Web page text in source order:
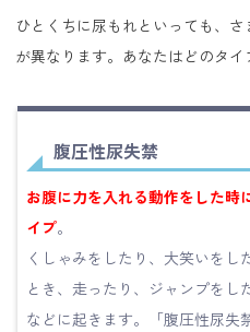
ひとくちに尿もれといっても、
が異なります。あなたはどのタイ
腹圧性尿失禁
お腹に力を入れる動作をした時
イプ。
くしゃみをしたり、大笑いをし
とき、走ったり、ジャンプをし
などに起きます。「腹圧性尿失